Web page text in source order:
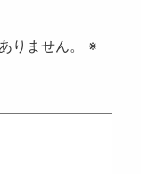
りません。
※